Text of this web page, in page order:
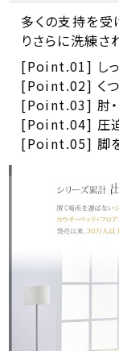
多くの支持を受
りさらに洗練さ
[Point.01] しっ
[Point.02] くつ
[Point.03] 肘・
[Point.04] 圧迫
[Point.05] 脚を